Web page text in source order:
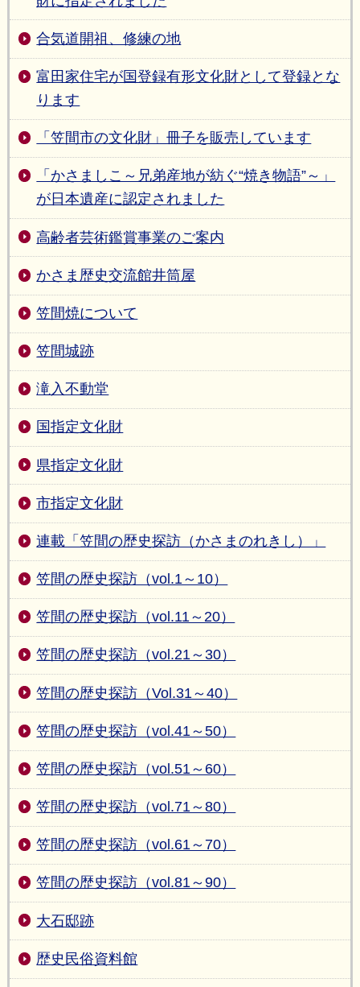
合気道開祖、修練の地
富田家住宅が国登録有形文化財として登録とな
ります
「笠間市の文化財」冊子を販売しています
「かさましこ～兄弟産地が紡ぐ“焼き物語”～」
が日本遺産に認定されました
高齢者芸術鑑賞事業のご案内
かさま歴史交流館井筒屋
笠間焼について
笠間城跡
滝入不動堂
国指定文化財
県指定文化財
市指定文化財
連載「笠間の歴史探訪（かさまのれきし）」
笠間の歴史探訪（vol.1～10）
笠間の歴史探訪（vol.11～20）
笠間の歴史探訪（vol.21～30）
笠間の歴史探訪（Vol.31～40）
笠間の歴史探訪（vol.41～50）
笠間の歴史探訪（vol.51～60）
笠間の歴史探訪（vol.71～80）
笠間の歴史探訪（vol.61～70）
笠間の歴史探訪（vol.81～90）
大石邸跡
歴史民俗資料館